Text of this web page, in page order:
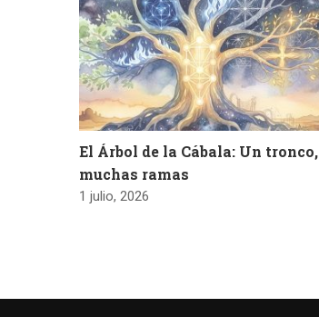
El Árbol de la Cábala: Un tronco,
muchas ramas
1 julio, 2026